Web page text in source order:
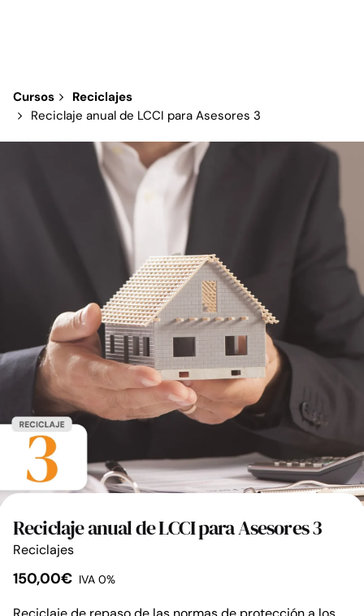
Cursos
Reciclajes
Reciclaje anual de LCCI para Asesores 3
Reciclaje anual de LCCI para Asesores 3
Reciclajes
150,00€ IVA 0%